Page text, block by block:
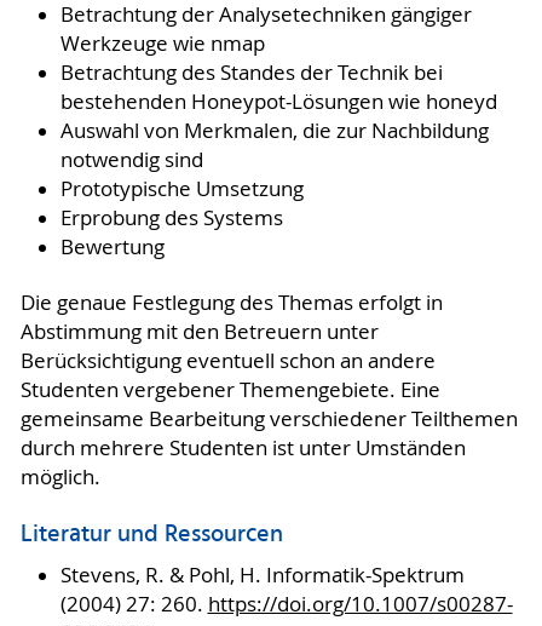
Betrachtung der Analysetechniken gängiger
Werkzeuge wie nmap
Betrachtung des Standes der Technik bei
bestehenden Honeypot-Lösungen wie honeyd
Auswahl von Merkmalen, die zur Nachbildung
notwendig sind
Prototypische Umsetzung
Erprobung des Systems
Bewertung
Die genaue Festlegung des Themas erfolgt in
Abstimmung mit den Betreuern unter
Berücksichtigung eventuell schon an andere
Studenten vergebener Themengebiete. Eine
gemeinsame Bearbeitung verschiedener Teilthemen
durch mehrere Studenten ist unter Umständen
möglich.
Literatur und Ressourcen
Stevens, R. & Pohl, H. Informatik-Spektrum
(2004) 27: 260. https://doi.org/10.1007/s00287-